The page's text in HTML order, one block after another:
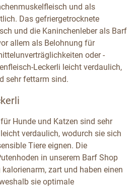
und als
Das gefriergetrocknete
und die Kaninchenleber als Barf
allem als Belohnung für
oder -
Leckerli leicht verdaulich,
sehr fettarm sind.
Hunde und Katzen sind sehr
verdaulich, wodurch sie sich
Tiere eignen. Die
in unserem Barf Shop
zart und haben einen
sie optimale